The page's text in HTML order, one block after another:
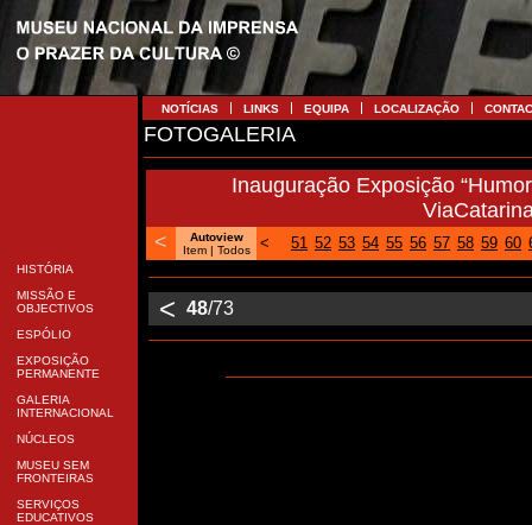
HISTÓRIA
MISSÃO E
OBJECTIVOS
ESPÓLIO
EXPOSIÇÃO
PERMANENTE
GALERIA
INTERNACIONAL
NÚCLEOS
MUSEU SEM
FRONTEIRAS
SERVIÇOS
EDUCATIVOS
NOTÍCIAS LINKS EQUIPA LOCALIZAÇÃO
FOTOGALERIA
Inauguração Exposição
<
Autoview
Item| Todos < 51 52 53 54 55 56 57 58 59 60
< 48/73